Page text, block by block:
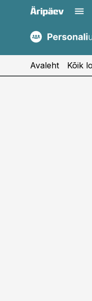
kaubandus.ee
Avaleht Kõik